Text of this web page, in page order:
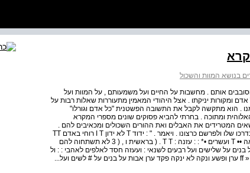
בנושא המוות והשכול
אותם . מחשבות על החיים ועל משמעותם , על המוות ועל
אדם ומקורות יניקתו . אצל היהודי המאמין מתעוררות שאלות רבות על
. הוא מתקשה לקבל את התשובה הפשטנית "כל אדם וגורלו"
ומתוכה . בחרתי להביא פסוקים שונים מספרי המקרא
המטרידים את האבלים ואת ההורים השכולים ומכאיבים להם .
המקורות מובאים בלא הסברים . הקורא מוזמן לדון בהם בדרכו שלו ולפרשם כרצונו . ויאמר . " : ידוד T לא ידון I T רוחי באדם TT
T לע : ילם T בשגם T ~ : הוא בשר : T T והיו T ימיו T T מאה •• T ועשרים •* : : עזנה : T T . ( בראשית ו , ( 3 לא תשתחוה להם
על שלישים ועל רבעים לשנאי : ועעזה חסד לאלפים לאהבי : : ול
שמרי : מצותי : ( שמות כ , ( 5-4 ידוד ארןל אפים ורב חסד « ff ערן ופשע ונקה לא ינקה פקד ערן אבות על בנים על # לשים ועל...